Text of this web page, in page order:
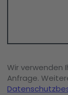
Wir verwenden
Anfrage.